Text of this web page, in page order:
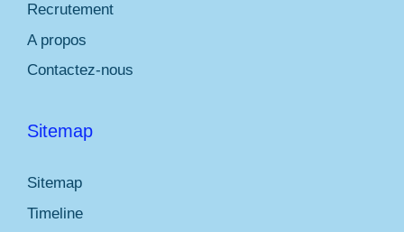
Recrutement
A propos
Contactez-nous
Sitemap
Sitemap
Timeline